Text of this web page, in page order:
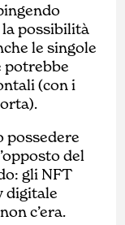
possibilità
le singole
potrebbe
(con i
possedere
del
gli NFT
digitale
c’era.